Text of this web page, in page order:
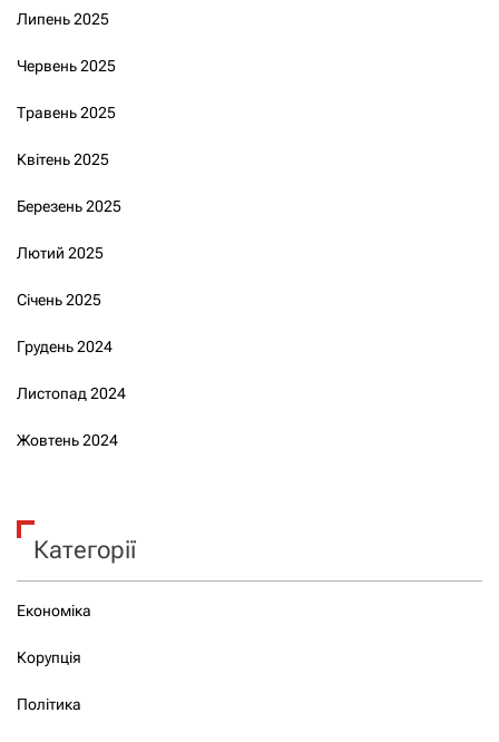
Липень 2025
Червень 2025
Травень 2025
Квітень 2025
Березень 2025
Лютий 2025
Січень 2025
Грудень 2024
Листопад 2024
Жовтень 2024
Категорії
Економіка
Корупція
Політика